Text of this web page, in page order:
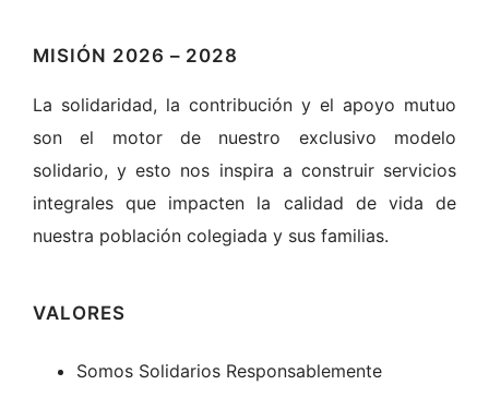
MISIÓN 2026 – 2028
La solidaridad, la contribución y el apoyo mutuo
son el motor de nuestro exclusivo modelo
solidario, y esto nos inspira a construir servicios
integrales que impacten la calidad de vida de
nuestra población colegiada y sus familias.
VALORES
Somos Solidarios Responsablemente